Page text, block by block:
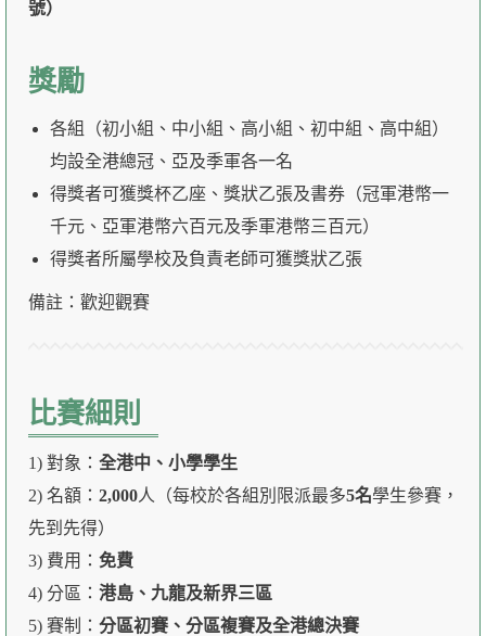
號）
獎勵
各組（初小組、中小組、高小組、初中組、高中組）
均設全港總冠、亞及季軍各一名
得獎者可獲獎杯乙座、獎狀乙張及書券（冠軍港幣一
千元、亞軍港幣六百元及季軍港幣三百元）
得獎者所屬學校及負責老師可獲獎狀乙張
備註：歡迎觀賽
比賽細則
1) 對象： 全港中、小學學生
2) 名額： 2,000人（每校於各組別限派最多5名學生參賽，
先到先得）
3) 費用： 免費
4) 分區： 港島、九龍及新界三區
5) 賽制： 分區初賽、分區複賽及全港總決賽